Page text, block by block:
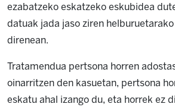
ezabatzeko eskatzeko eskubidea
datuak jada jaso ziren
direnean.
Tratamendua pertsona horren
oinarritzen den kasuetan, pertsona
eskatu ahal izango du, eta horrek ez